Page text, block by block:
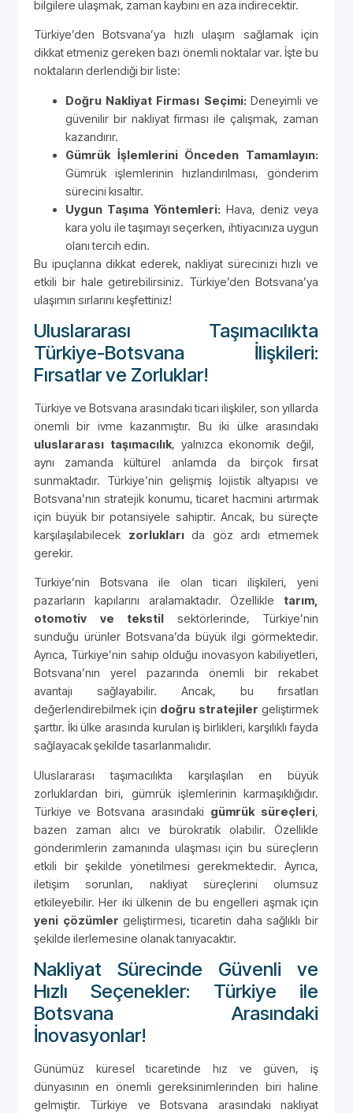
bilgilere ulaşmak, zaman kaybını en aza indirecektir.
Türkiye’den Botsvana’ya hızlı ulaşım sağlamak için
dikkat etmeniz gereken bazı önemli noktalar var. İşte bu
noktaların derlendiği bir liste:
Doğru Nakliyat Firması Seçimi: Deneyimli ve
güvenilir bir nakliyat firması ile çalışmak, zaman
kazandırır.
Gümrük İşlemlerini Önceden Tamamlayın:
Gümrük işlemlerinin hızlandırılması, gönderim
sürecini kısaltır.
Uygun Taşıma Yöntemleri: Hava, deniz veya
kara yolu ile taşımayı seçerken, ihtiyacınıza uygun
olanı tercih edin.
Bu ipuçlarına dikkat ederek, nakliyat sürecinizi hızlı ve
etkili bir hale getirebilirsiniz. Türkiye’den Botsvana’ya
ulaşımın sırlarını keşfettiniz!
Uluslararası Taşımacılıkta
Türkiye-Botsvana İlişkileri:
Fırsatlar ve Zorluklar!
Türkiye ve Botsvana arasındaki ticari ilişkiler, son yıllarda
önemli bir ivme kazanmıştır. Bu iki ülke arasındaki
uluslararası taşımacılık, yalnızca ekonomik değil,
aynı zamanda kültürel anlamda da birçok fırsat
sunmaktadır. Türkiye’nin gelişmiş lojistik altyapısı ve
Botsvana’nın stratejik konumu, ticaret hacmini artırmak
için büyük bir potansiyele sahiptir. Ancak, bu süreçte
karşılaşılabilecek zorluklarıda göz ardı etmemek
gerekir.
Türkiye’nin Botsvana ile olan ticari ilişkileri, yeni
pazarların kapılarını aralamaktadır. Özellikle tarım,
otomotiv ve tekstil sektörlerinde, Türkiye’nin
sunduğu ürünler Botsvana’da büyük ilgi görmektedir.
Ayrıca, Türkiye’nin sahip olduğu inovasyon kabiliyetleri,
Botsvana’nın yerel pazarında önemli bir rekabet
avantajı sağlayabilir. Ancak, bu fırsatları
değerlendirebilmek için doğru stratejiler geliştirmek
şarttır. İki ülke arasında kurulan iş birlikleri, karşılıklı fayda
sağlayacak şekilde tasarlanmalıdır.
Uluslararası taşımacılıkta karşılaşılan en büyük
zorluklardan biri, gümrük işlemlerinin karmaşıklığıdır.
Türkiye ve Botsvana arasındaki gümrük süreçleri,
bazen zaman alıcı ve bürokratik olabilir. Özellikle
gönderimlerin zamanında ulaşması için bu süreçlerin
etkili bir şekilde yönetilmesi gerekmektedir. Ayrıca,
iletişim sorunları, nakliyat süreçlerini olumsuz
etkileyebilir. Her iki ülkenin de bu engelleri aşmak için
yeni çözümler geliştirmesi, ticaretin daha sağlıklı bir
şekilde ilerlemesine olanak tanıyacaktır.
Nakliyat Sürecinde Güvenli ve
Hızlı Seçenekler: Türkiye ile
Botsvana Arasındaki
İnovasyonlar!
Günümüz küresel ticaretinde hız ve güven, iş
dünyasının en önemli gereksinimlerinden biri haline
gelmiştir. Türkiye ve Botsvana arasındaki nakliyat